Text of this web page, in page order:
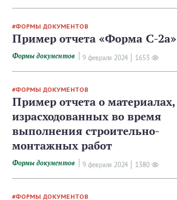
ФОРМЫ ДОКУМЕНТОВ
Пример отчета «Форма С-2а»
Формы документов 9 февраля 2024 1653
ФОРМЫ ДОКУМЕНТОВ
Пример отчета о материалах,
израсходованных во время
выполнения строительно-
монтажных работ
Формы документов 9 февраля 2024 1380
ФОРМЫ ДОКУМЕНТОВ